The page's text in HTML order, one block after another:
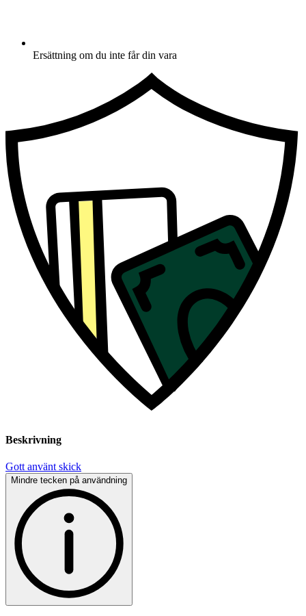
Ersättning om du inte får din vara
Beskrivning
Gott använt skick
Mindre tecken på användning